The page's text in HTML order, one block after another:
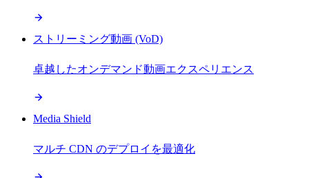
ストリーミング動画 (VoD)
卓越したオンデマンド動画エクスペリエンス
Media Shield
マルチ CDN のデプロイを最適化